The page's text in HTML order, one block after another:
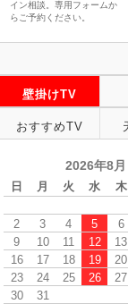
イン相談。専用フォームか
らご予約ください。
壁掛けTV
おすすめTV
2026年8月
日 月 火 水 木
2
3 4 5 6
9
10 11 12 13
16
17 18 19 20
23
24 25 26 27
30
31